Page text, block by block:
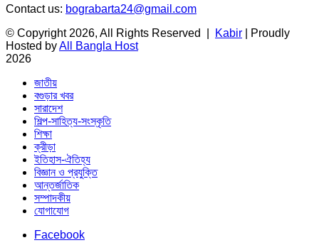
Contact us: bograbarta24@gmail.com
© Copyright 2026, All Rights Reserved |
Kabir | Proudly
Hosted byAll Bangla Host
2026
জাতীয়
বগুড়ার খবর
সারাদেশ
শিল্প-সাহিত্য-সংস্কৃতি
শিক্ষা
ক্রীড়া
ইতিহাস-ঐতিহ্য
বিজ্ঞান ও প্রযুক্তি
আন্তর্জাতিক
সম্পাদকীয়
যোগাযোগ
Facebook